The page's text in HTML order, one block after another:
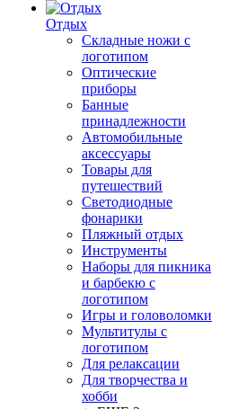
Отдых
Складные ножи с
логотипом
Оптические
приборы
Банные
принадлежности
Автомобильные
аксессуары
Товары для
путешествий
Светодиодные
фонарики
Пляжный отдых
Инструменты
Наборы для пикника
и барбекю с
логотипом
Игры и головоломки
Мультитулы с
логотипом
Для релаксации
Для творчества и
хобби